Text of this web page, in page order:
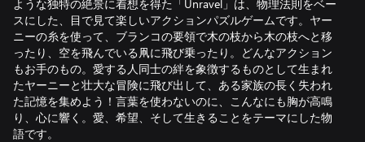
ような独特の絶景に着想を得た「Unravel」は、物理法則をベー
スにした、目で見て楽しいアクションパズルゲームです。ヤー
ニーの糸を使って、ブランコの要領で木の枝から木の枝へと移
ったり、空を飛んでいる凧に飛び乗ったり。どんなアクション
もお手のもの。愛する人同士の絆を象徴するものとして生まれ
たヤーニーと壮大な冒険に飛び出して、ある家族の長く失われ
た記憶を集めよう！言葉を使わないのに、こんなにも胸が高鳴
り、心に響く。愛、希望、そして生きることをテーマにした物
語です。